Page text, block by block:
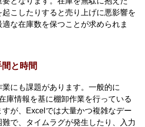
起こしたりすると売り上げに悪影響を
な在庫数を保つことが求められま
と時間
にも課題があります。一般的に
庫情報を基に棚卸作業を行っている
が、Excelでは大量かつ複雑なデー
で、タイムラグが発生したり、入力